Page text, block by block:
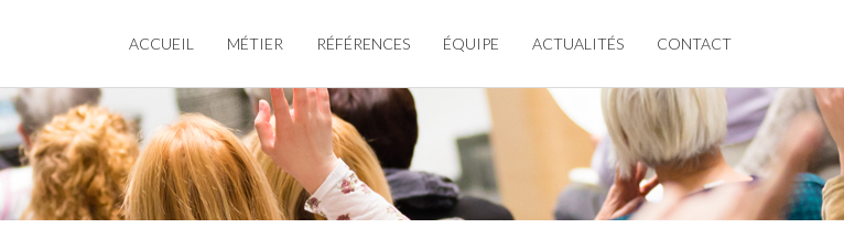
ACCUEIL MÉTIER RÉFÉRENCES ÉQUIPE ACTUALITÉS CONTACT